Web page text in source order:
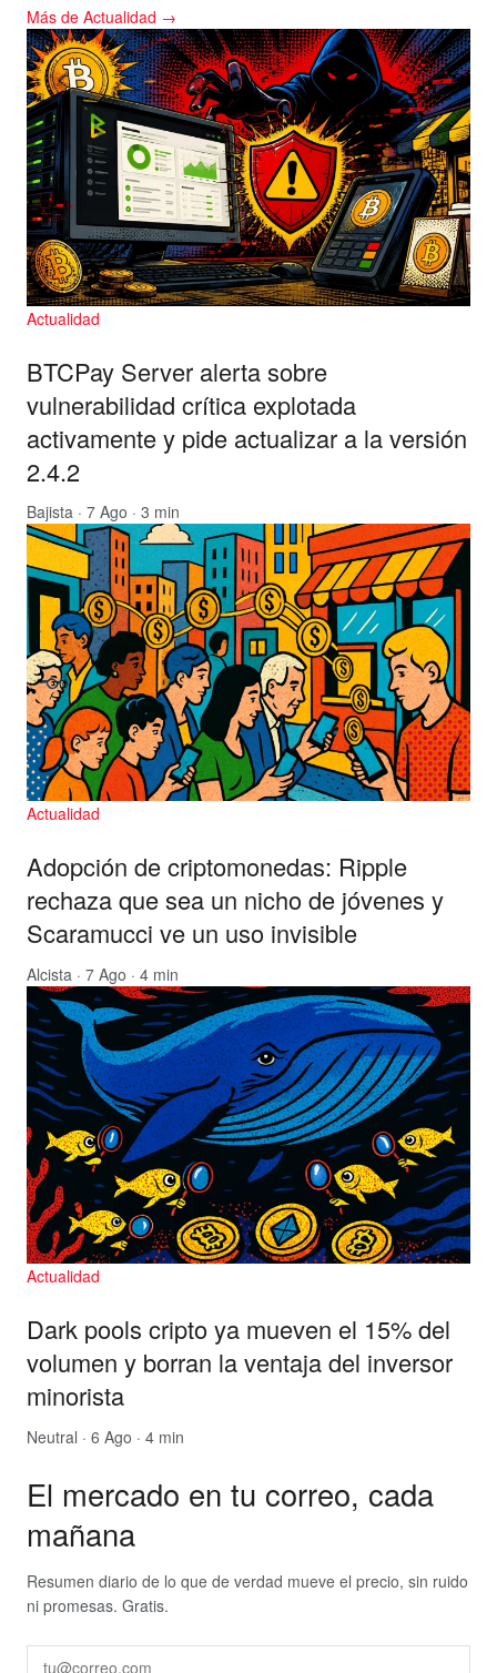
Más de Actualidad →
Actualidad
BTCPay Server alerta sobre
vulnerabilidad crítica explotada
activamente y pide actualizar a la versión
2.4.2
Bajista · 7 Ago · 3 min
Actualidad
Adopción de criptomonedas: Ripple
rechaza que sea un nicho de jóvenes y
Scaramucci ve un uso invisible
Alcista · 7 Ago · 4 min
Actualidad
Dark pools cripto ya mueven el 15% del
volumen y borran la ventaja del inversor
minorista
Neutral · 6 Ago · 4 min
El mercado en tu correo, cada
mañana
Resumen diario de lo que de verdad mueve el precio, sin ruido
ni promesas. Gratis.